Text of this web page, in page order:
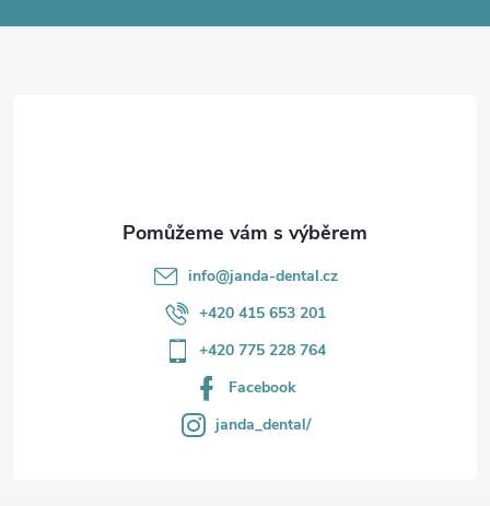
a
info@janda-dental.cz
+420 415 653 201
+420 775 228 764
Facebook
janda_dental/